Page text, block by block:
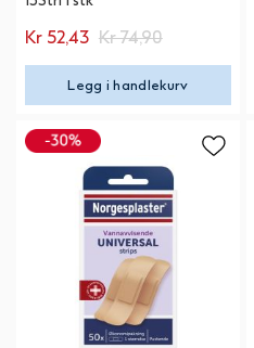
Kr 52,43 Kr 74,90
Legg i handlekurv